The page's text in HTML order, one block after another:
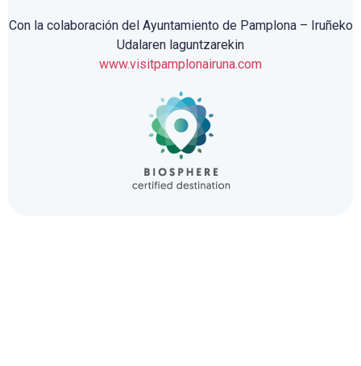
Con la colaboración del Ayuntamiento de Pamplona – Iruñeko
Udalaren laguntzarekin
www.visitpamplonairuna.com